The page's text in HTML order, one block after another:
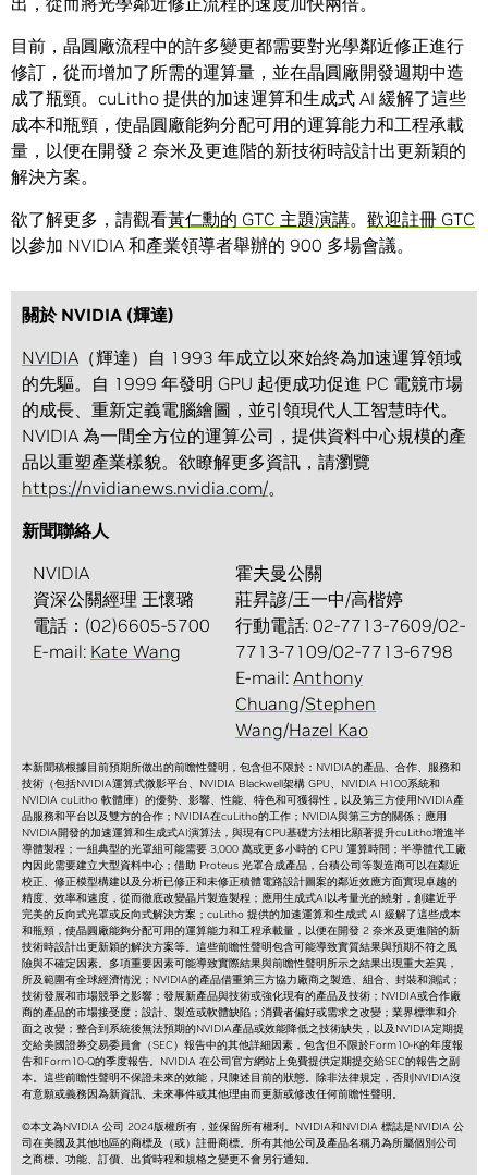
目前，晶圓廠流程中的許多變更都需要對光學鄰近修正進行
修訂，從而增加了所需的運算量，並在晶圓廠開發週期中造
成了瓶頸。cuLitho 提供的加速運算和生成式 AI 緩解了這些
成本和瓶頸，使晶圓廠能夠分配可用的運算能力和工程承載
量，以便在開發 2 奈米及更進階的新技術時設計出更新穎的
解決方案。
欲了解更多，請觀看黃仁勳的 GTC 主題演講。 歡迎註冊 GTC
以參加 NVIDIA 和產業領導者舉辦的 900 多場會議。
關於 NVIDIA (輝達)
NVIDIA （輝達）自 1993 年成立以來始終為加速運算領域
的先驅。自 1999 年發明 GPU 起便成功促進 PC 電競市場
的成長、重新定義電腦繪圖，並引領現代人工智慧時代。
NVIDIA 為一間全方位的運算公司，提供資料中心規模的產
品以重塑產業樣貌。欲瞭解更多資訊，請瀏覽
https://nvidianews.nvidia.com/。
新聞聯絡人
NVIDIA
資深公關經理 王懷璐
電話：(02)6605-5700
E-mail: Kate Wang
霍夫曼公關
莊昇諺/王一中/高楷婷
行動電話: 02-7713-7609/02-
7713-7109/02-7713-6798
E-mail: Anthony
Chuang/Stephen
Wang/Hazel Kao
本新聞稿根據目前預期所做出的前瞻性聲明，包含但不限於：NVIDIA的產品、合作、服務和
技術（包括NVIDIA運算式微影平台、NVIDIA Blackwell架構 GPU、NVIDIA H100系統和
NVIDIA cuLitho 軟體庫）的優勢、影響、性能、特色和可獲得性，以及第三方使用NVIDIA產
品服務和平台以及雙方的合作；NVIDIA在cuLitho的工作；NVIDIA與第三方的關係；應用
NVIDIA開發的加速運算和生成式AI演算法，與現有CPU基礎方法相比顯著提升cuLitho增進半
導體製程；一組典型的光罩組可能需要 3,000 萬或更多小時的 CPU 運算時間；半導體代工廠
內因此需要建立大型資料中心；借助 Proteus 光罩合成產品，台積公司等製造商可以在鄰近
校正、修正模型構建以及分析已修正和未修正積體電路設計圖案的鄰近效應方面實現卓越的
精度、效率和速度，從而徹底改變晶片製造製程；應用生成式AI以考量光的繞射，創建近乎
完美的反向式光罩或反向式解決方案；cuLitho 提供的加速運算和生成式 AI 緩解了這些成本
和瓶頸，使晶圓廠能夠分配可用的運算能力和工程承載量，以便在開發 2 奈米及更進階的新
技術時設計出更新穎的解決方案等。這些前瞻性聲明包含可能導致實質結果與預期不符之風
險與不確定因素。多項重要因素可能導致實際結果與前瞻性聲明所示之結果出現重大差異，
所及範圍有全球經濟情況；NVIDIA的產品借重第三方協力廠商之製造、組合、封裝和測試；
技術發展和市場競爭之影響；發展新產品與技術或強化現有的產品及技術；NVIDIA或合作廠
商的產品的市場接受度；設計、製造或軟體缺陷；消費者偏好或需求之改變；業界標準和介
面之改變；整合到系統後無法預期的NVIDIA產品或效能降低之技術缺失，以及NVIDIA定期提
交給美國證券交易委員會（SEC）報告中的其他詳細因素，包含但不限於Form10-K的年度報
告和Form10-Q的季度報告。NVIDIA 在公司官方網站上免費提供定期提交給SEC的報告之副
本。這些前瞻性聲明不保證未來的效能，只陳述目前的狀態。除非法律規定，否則NVIDIA沒
有意願或義務因為新資訊、未來事件或其他理由而更新或修改任何前瞻性聲明。
©本文為NVIDIA 公司 2024版權所有，並保留所有權利。NVIDIA和NVIDIA 標誌是NVIDIA 公
司在美國及其他地區的商標及（或）註冊商標。所有其他公司及產品名稱乃為所屬個別公司
之商標。功能、訂價、出貨時程和規格之變更不會另行通知。